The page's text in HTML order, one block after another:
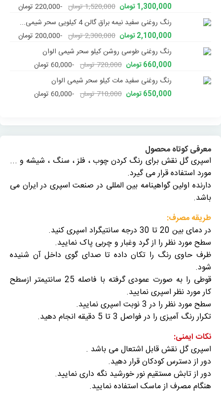
1,300,000 تومان
1,520,000 تومان
-220,000 تومان
رنگ روغنی سفید نیمه براق گالن 4 کیلویی سحر شیمی...
2,100,000 تومان
2,300,000 تومان
-200,000 تومان
رنگ روغنی طوسی روشن کیلو سحر شیمی الوان
660,000 تومان
720,000 تومان
-60,000 تومان
رنگ روغنی سفید مات کیلو سحر شیمی الوان
650,000 تومان
710,000 تومان -60,000 تومان
معرفی کوتاه محصول
اسپری گل نقش برای رنگ کردن چوب ، فلز ، سنگ ، شیشه و ...
مورد استفاده قرار می گیرد.
دارنده اولین گواهینامه بین المللی در صنعت اسپری در ایران می
باشد.
طریقه مصرف:
در دمای بین 20 تا 30 درجه سانتیگراد اسپری کنید.
سطح مورد نظر را از گرد وغبار و چربی پاک نمایید.
ظرف حاوی رنگ را تکان داده تا صدای گوی داخل آن شنیده
شود.
قوطی را به صورت عمودی گرفته با فاصله 25 سانتیمتر ازسطح
کار مورد نظر اسپری نمایید.
سطح مورد نظر را در 3 نوبت اسپری نمایید.
تکرار رنگ آمیزی را در فواصل 3 تا 5 دقیقه انجام دهید.
نکات ایمنی:
اسپری گل نقش قابل اشتعال می باشد .
دور از دسترس کودکان قرار دهید.
دور از تابش مستقیم نور خورشید نگه داری نمایید.
هنگام مصرف از ماسک استفاده نمایید.